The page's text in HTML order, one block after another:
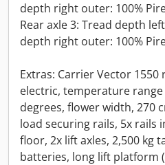
depth right outer: 100%
Rear axle 3: Tread depth
depth right outer: 100%
Extras: Carrier Vector
electric, temperature
degrees, flower width, 270
load securing rails, 5x rails
floor, 2x lift axles, 2,500 kg
batteries, long lift platform